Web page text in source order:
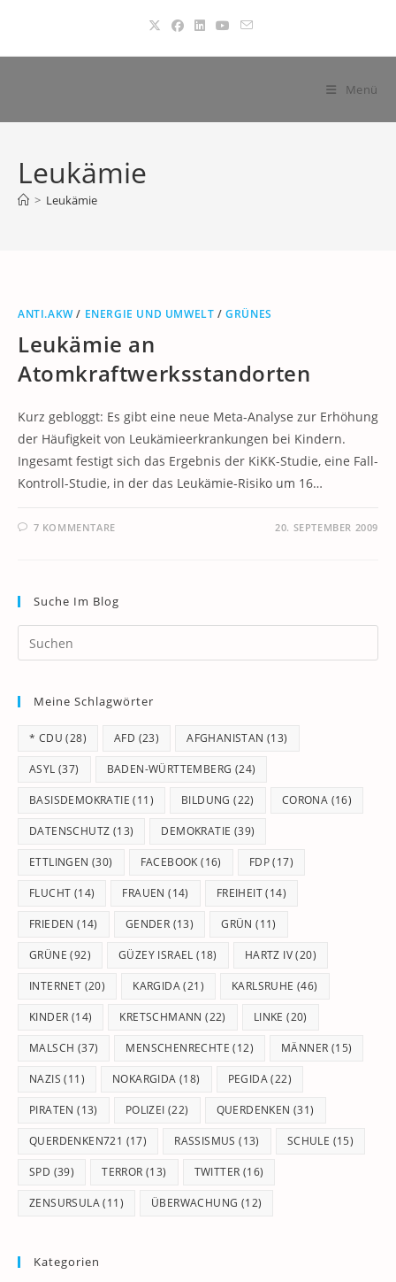
springen
Menü
Leukämie
> Leukämie
ANTI.AKW/ ENERGIE UND UMWELT /GRÜNES
Leukämie an
Atomkraftwerksstandorten
Kurz gebloggt: Es gibt eine neue Meta-Analyse zur Erhöhung
der Häufigkeit von Leukämieerkrankungen bei Kindern.
Ingesamt festigt sich das Ergebnis der KiKK-Studie, eine Fall-
Kontroll-Studie, in der das Leukämie-Risiko um 16…
7 KOMMENTARE 20. SEPTEMBER 2009
Suche Im Blog
Meine Schlagwörter
* CDU (28) AFD (23) AFGHANISTAN (13)
ASYL (37) BADEN-WÜRTTEMBERG (24)
BASISDEMOKRATIE (11) BILDUNG (22) CORONA (16)
DATENSCHUTZ (13) DEMOKRATIE (39)
ETTLINGEN (30) FACEBOOK (16) FDP(17)
FLUCHT (14) FRAUEN (14) FREIHEIT(14)
FRIEDEN (14) GENDER (13) GRÜN (11)
GRÜNE (92) GÜZEY ISRAEL (18) HARTZ IV(20)
INTERNET (20) KARGIDA(21) KARLSRUHE (46)
KINDER (14) KRETSCHMANN (22) LINKE (20)
MALSCH (37) MENSCHENRECHTE (12) MÄNNER (15)
NAZIS (11) NOKARGIDA (18) PEGIDA(22)
PIRATEN (13) POLIZEI (22) QUERDENKEN (31)
QUERDENKEN721 (17) RASSISMUS (13) SCHULE (15)
SPD (39) TERROR (13) TWITTER (16)
ZENSURSULA(11) ÜBERWACHUNG (12)
Kategorien